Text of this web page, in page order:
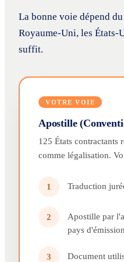
La bonne voie dépend
Royaume-Uni, les États-
suffit.
VOTRE VOIE
Apostille
125 États contractants
comme légalisation.
1 Traduction
2
Apostille par
pays d'émission
3
Document